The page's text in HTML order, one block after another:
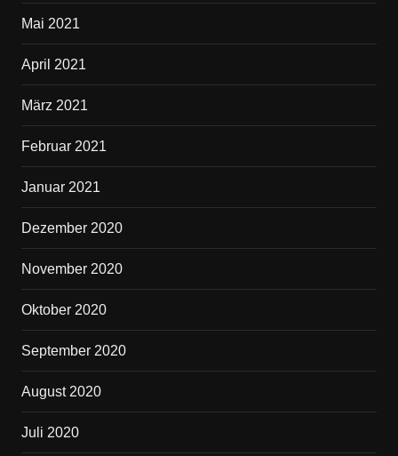
Mai 2021
April 2021
März 2021
Februar 2021
Januar 2021
Dezember 2020
November 2020
Oktober 2020
September 2020
August 2020
Juli 2020